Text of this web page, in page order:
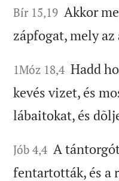
Bír 15,19 Akkor
zápfogat, mely
1Móz 18,4 Hadd
kevés vizet, és
lábaitokat, és
Jób 4,4 A
fentartották, és a